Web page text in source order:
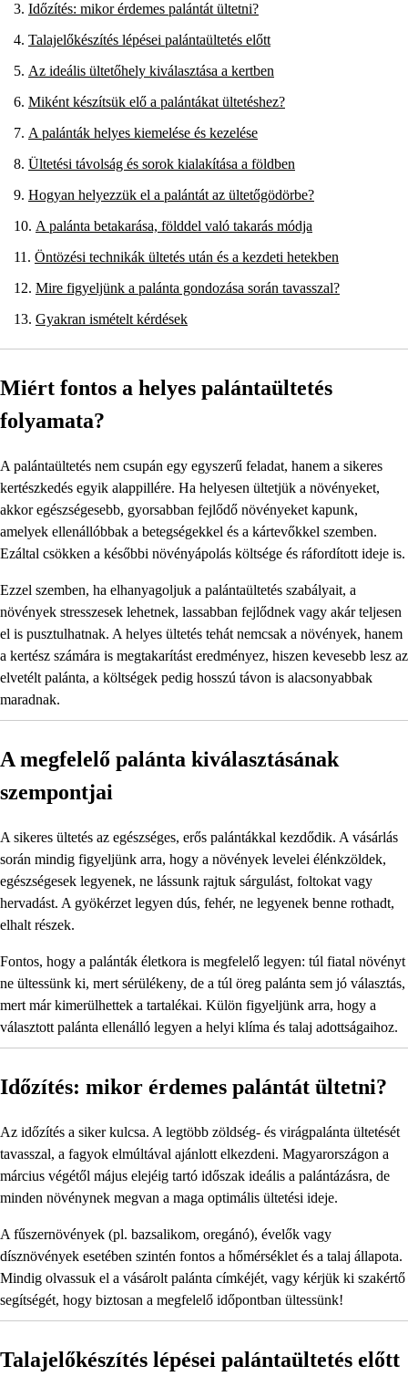
Időzítés: mikor érdemes palántát ültetni?
Talajelőkészítés lépései palántaültetés előtt
Az ideális ültetőhely kiválasztása a kertben
Miként készítsük elő a palántákat ültetéshez?
A palánták helyes kiemelése és kezelése
Ültetési távolság és sorok kialakítása a földben
Hogyan helyezzük el a palántát az ültetőgödörbe?
A palánta betakarása, földdel való takarás módja
Öntözési technikák ültetés után és a kezdeti hetekben
Mire figyeljünk a palánta gondozása során tavasszal?
Gyakran ismételt kérdések
Miért fontos a helyes palántaültetés
folyamata?
A palántaültetés nem csupán egy egyszerű feladat, hanem a sikeres
kertészkedés egyik alappillére. Ha helyesen ültetjük a növényeket,
akkor egészségesebb, gyorsabban fejlődő növényeket kapunk,
amelyek ellenállóbbak a betegségekkel és a kártevőkkel szemben.
Ezáltal csökken a későbbi növényápolás költsége és ráfordított ideje is.
Ezzel szemben, ha elhanyagoljuk a palántaültetés szabályait, a
növények stresszesek lehetnek, lassabban fejlődnek vagy akár teljesen
el is pusztulhatnak. A helyes ültetés tehát nemcsak a növények, hanem
a kertész számára is megtakarítást eredményez, hiszen kevesebb lesz az
elvetélt palánta, a költségek pedig hosszú távon is alacsonyabbak
maradnak.
A megfelelő palánta kiválasztásának
szempontjai
A sikeres ültetés az egészséges, erős palántákkal kezdődik. A vásárlás
során mindig figyeljünk arra, hogy a növények levelei élénkzöldek,
egészségesek legyenek, ne lássunk rajtuk sárgulást, foltokat vagy
hervadást. A gyökérzet legyen dús, fehér, ne legyenek benne rothadt,
elhalt részek.
Fontos, hogy a palánták életkora is megfelelő legyen: túl fiatal növényt
ne ültessünk ki, mert sérülékeny, de a túl öreg palánta sem jó választás,
mert már kimerülhettek a tartalékai. Külön figyeljünk arra, hogy a
választott palánta ellenálló legyen a helyi klíma és talaj adottságaihoz.
Időzítés: mikor érdemes palántát ültetni?
Az időzítés a siker kulcsa. A legtöbb zöldség- és virágpalánta ültetését
tavasszal, a fagyok elmúltával ajánlott elkezdeni. Magyarországon a
március végétől május elejéig tartó időszak ideális a palántázásra, de
minden növénynek megvan a maga optimális ültetési ideje.
A fűszernövények (pl. bazsalikom, oregánó), évelők vagy
dísznövények esetében szintén fontos a hőmérséklet és a talaj állapota.
Mindig olvassuk el a vásárolt palánta címkéjét, vagy kérjük ki szakértő
segítségét, hogy biztosan a megfelelő időpontban ültessünk!
Talajelőkészítés lépései palántaültetés előtt